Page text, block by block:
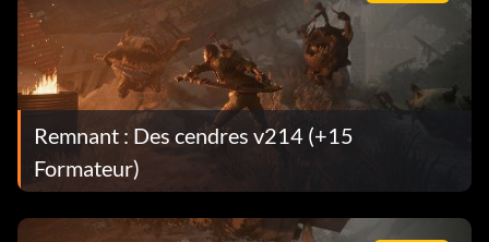
Remnant : Des cendres v214 (+15
Formateur)